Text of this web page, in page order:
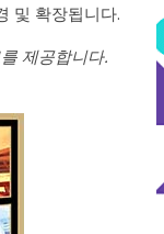
및 확장됩니다.
제공합니다.